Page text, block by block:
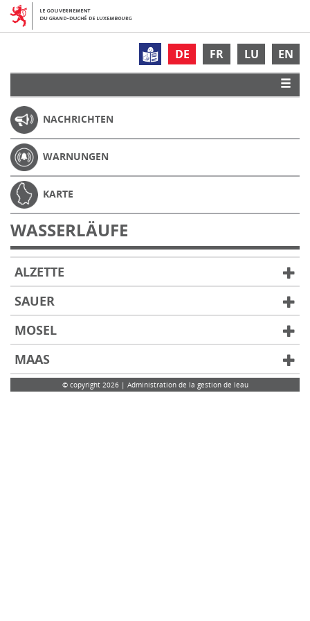
DE FR LU EN
NACHRICHTEN
WARNUNGEN
KARTE
WASSERLÄUFE
ALZETTE
SAUER
MOSEL
MAAS
© copyright 2026 | Administration de la gestion de leau